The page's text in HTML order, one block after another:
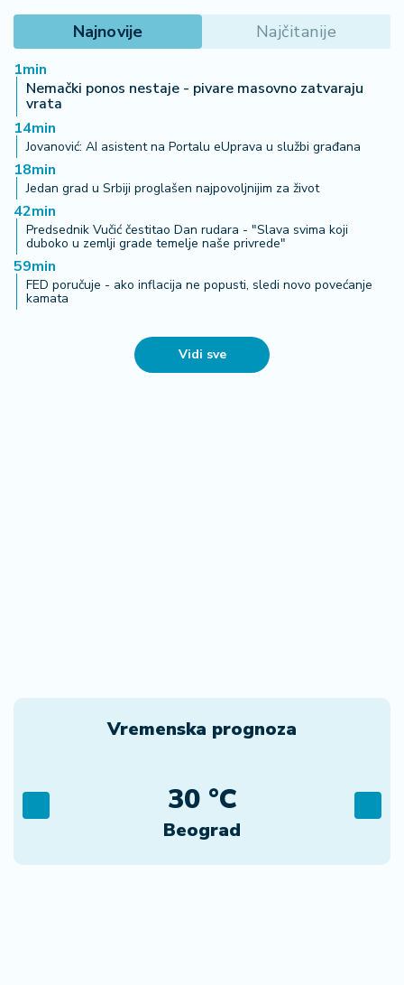
Najnovije Najčitanije
1min
Nemački ponos nestaje - pivare masovno zatvaraju
vrata
14min
Jovanović: AI asistent na Portalu eUprava u službi građana
18min
Jedan grad u Srbiji proglašen najpovoljnijim za život
42min
Predsednik Vučić čestitao Dan rudara - "Slava svima koji
duboko u zemlji grade temelje naše privrede"
59min
FED poručuje - ako inflacija ne popusti, sledi novo povećanje
kamata
Vidi sve
Vremenska prognoza
Beograd
30 °C